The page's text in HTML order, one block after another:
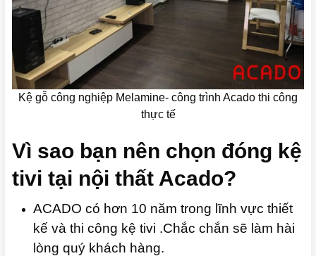
Kệ gỗ công nghiệp Melamine- công trình Acado thi công
thực tế
Vì sao bạn nên chọn đóng kệ
tivi tại nội thất Acado?
ACADO có hơn 10 năm trong lĩnh vực thiết
kế và thi công kệ tivi .Chắc chắn sẽ làm hài
lòng quý khách hàng.